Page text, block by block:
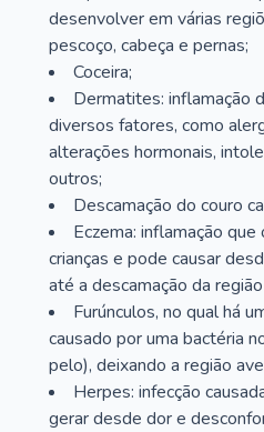
desenvolver em várias
pescoço, cabeça e pernas;
Coceira;
Dermatites: inflamação
diversos fatores, como
alterações hormonais,
outros;
Descamação do couro
Eczema: inflamação
crianças e pode causar
até a descamação da
Furúnculos, no qual há
causado por uma bactéria
pelo), deixando a região
Herpes: infecção
gerar desde dor e